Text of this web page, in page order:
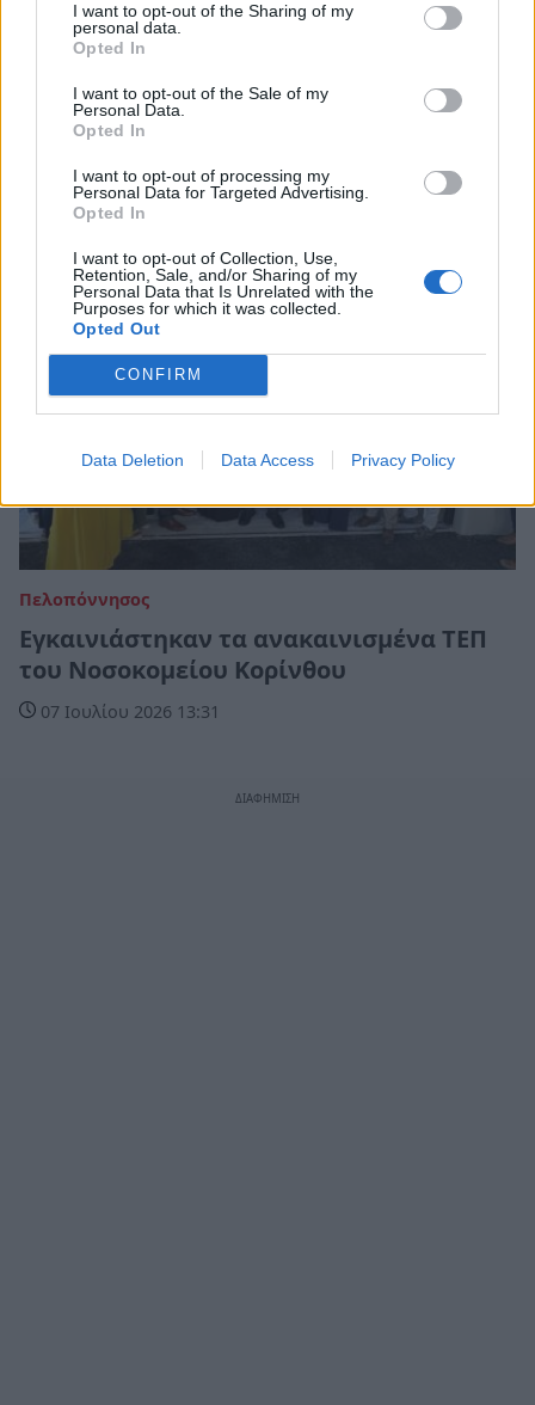
I want to opt-out of the Sharing of my
personal data.
Opted In
I want to opt-out of the Sale of my
Personal Data.
Opted In
I want to opt-out of processing my
Personal Data for Targeted Advertising.
Opted In
I want to opt-out of Collection, Use,
Retention, Sale, and/or Sharing of my
Personal Data that Is Unrelated with the
Purposes for which it was collected.
Opted Out
CONFIRM
Data Deletion Data Access Privacy Policy
Σπάρτη: Ενημερωτική εκδήλωση για την
υγεία της καρδιάς και του εγκεφάλου
08 Ιουλίου 2026 12:52
Πελοπόννησος
Εγκαινιάστηκαν τα ανακαινισμένα ΤΕΠ
του Νοσοκομείου Κορίνθου
07 Ιουλίου 2026 13:31